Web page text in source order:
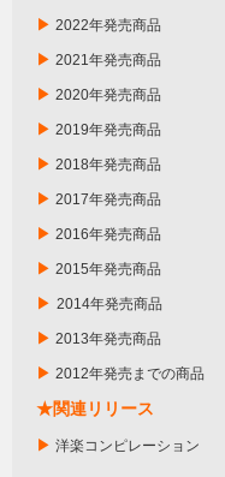
▶ 2022年発売商品
▶ 2021年発売商品
▶ 2020年発売商品
▶ 2019年発売商品
▶ 2018年発売商品
▶ 2017年発売商品
▶ 2016年発売商品
▶ 2015年発売商品
▶ 2014年発売商品
▶ 2013年発売商品
▶ 2012年発売までの商品
★関連リリース
▶ 洋楽コンピレーション